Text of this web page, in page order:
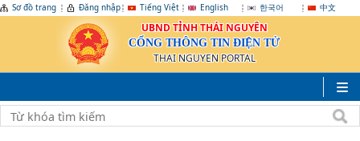
Sơ đồ trang Đăng nhập Tiếng Việt English 한국어 中文
UBND TỈNH THÁI NGUYÊN
CỔNG THÔNG TIN ĐIỆN TỬ
THAI NGUYEN PORTAL